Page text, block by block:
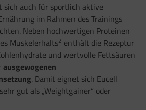
sich auch für sportlich aktive
im Rahmen des Trainings
Neben hochwertigen Proteinen
Muskelerhalts2 enthält die Rezeptur
und wertvolle Fettsäuren
ausgewogenen
. Damit eignet sich Eucell
gut als „Weightgainer“ oder